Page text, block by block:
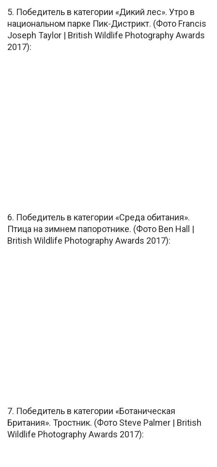
5. Победитель в категории «Дикий лес». Утро в
национальном парке Пик-Дистрикт. (Фото Francis
Joseph Taylor | British Wildlife Photography Awards
2017):
6. Победитель в категории «Среда обитания».
Птица на зимнем папоротнике. (Фото Ben Hall |
British Wildlife Photography Awards 2017):
7. Победитель в категории «Ботаническая
Британия». Тростник. (Фото Steve Palmer | British
Wildlife Photography Awards 2017):